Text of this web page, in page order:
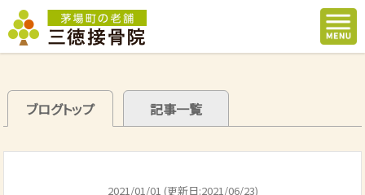
ブログトップ 記事一覧
2021/01/01 (更新日:2021/06/23)